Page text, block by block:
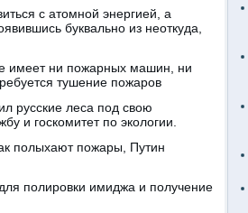
с атомной энергией, а
буквально из неоткуда,
имеет ни пожарных машин, ни
тушение пожаров
русские леса под свою
и госкомитет по экологии.
полыхают пожары, Путин
полировки имиджа и получение